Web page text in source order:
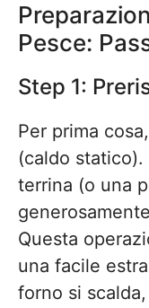
Pesce:
Step 1:
Per prima
(caldo
terrina (o una
Questa
una facile
forno si